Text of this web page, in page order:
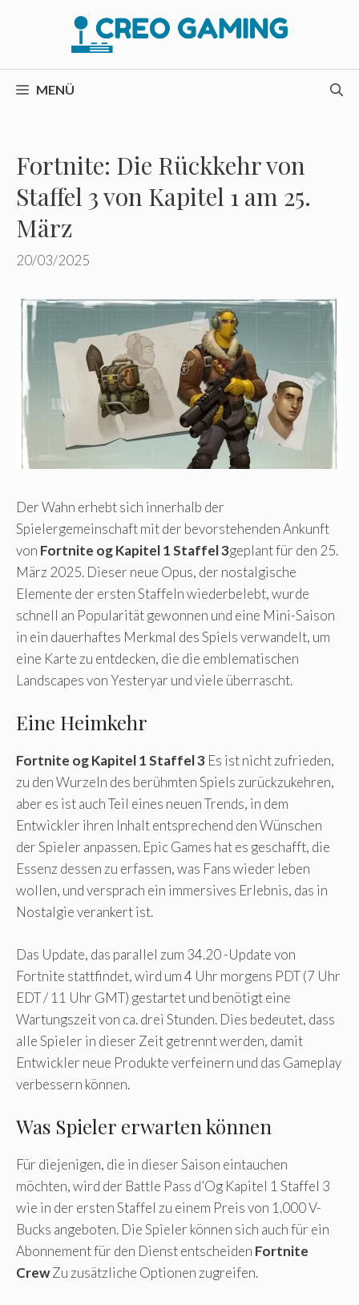
MENÜ
Fortnite: Die Rückkehr von
Staffel 3 von Kapitel 1 am 25.
März
20/03/2025
Der Wahn erhebt sich innerhalb der
Spielergemeinschaft mit der bevorstehenden Ankunft
von Fortnite og Kapitel 1 Staffel 3geplant für den 25.
März 2025. Dieser neue Opus, der nostalgische
Elemente der ersten Staffeln wiederbelebt, wurde
schnell an Popularität gewonnen und eine Mini-Saison
in ein dauerhaftes Merkmal des Spiels verwandelt, um
eine Karte zu entdecken, die die emblematischen
Landscapes von Yesteryar und viele überrascht.
Eine Heimkehr
Fortnite og Kapitel 1 Staffel 3 Es ist nicht zufrieden,
zu den Wurzeln des berühmten Spiels zurückzukehren,
aber es ist auch Teil eines neuen Trends, in dem
Entwickler ihren Inhalt entsprechend den Wünschen
der Spieler anpassen. Epic Games hat es geschafft, die
Essenz dessen zu erfassen, was Fans wieder leben
wollen, und versprach ein immersives Erlebnis, das in
Nostalgie verankert ist.
Das Update, das parallel zum 34.20 -Update von
Fortnite stattfindet, wird um 4 Uhr morgens PDT (7 Uhr
EDT / 11 Uhr GMT) gestartet und benötigt eine
Wartungszeit von ca. drei Stunden. Dies bedeutet, dass
alle Spieler in dieser Zeit getrennt werden, damit
Entwickler neue Produkte verfeinern und das Gameplay
verbessern können.
Was Spieler erwarten können
Für diejenigen, die in dieser Saison eintauchen
möchten, wird der Battle Pass d’Og Kapitel 1 Staffel 3
wie in der ersten Staffel zu einem Preis von 1.000 V-
Bucks angeboten. Die Spieler können sich auch für ein
Abonnement für den Dienst entscheiden Fortnite
CrewZu zusätzliche Optionen zugreifen.